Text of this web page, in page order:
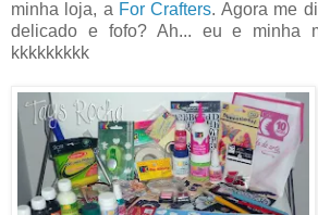
minha loja, a For Crafters. Agora me
delicado e fofo? Ah... eu e minha
kkkkkkkkk